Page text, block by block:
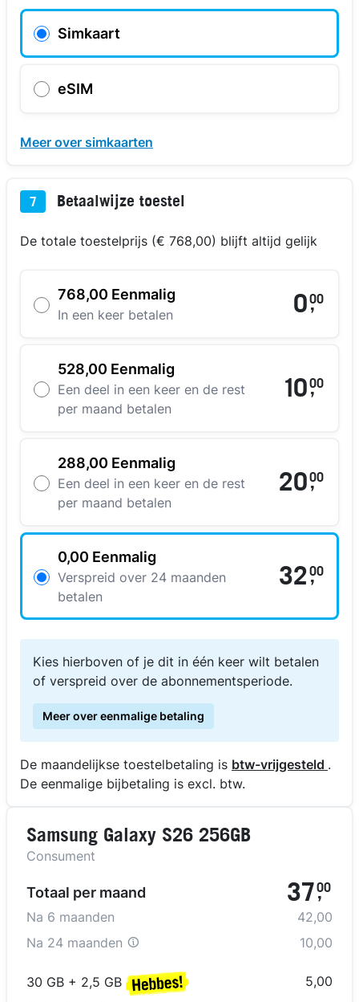
Simkaart
eSIM
Meer over simkaarten
7 Betaalwijze toestel
De totale toestelprijs (€ 768,00) blijft altijd gelijk
768,00 Eenmalig
In een keer betalen 0,
00
528,00 Eenmalig
Een deel in een keer en de rest
per maand betalen
10,
00
288,00 Eenmalig
Een deel in een keer en de rest
per maand betalen
20,
00
0,00 Eenmalig
Verspreid over 24 maanden
betalen
32,
00
Kies hierboven of je dit in één keer wilt betalen
of verspreid over de abonnementsperiode.
Meer over eenmalige betaling
De maandelijkse toestelbetaling is btw-vrijgesteld .
De eenmalige bijbetaling is excl. btw.
Samsung Galaxy S26 256GB
Consument
Totaal per maand 37 ,
00
Na 6 maanden
42,00
Na 24 maanden 10,00
30 GB + 2,5 GB
5,00